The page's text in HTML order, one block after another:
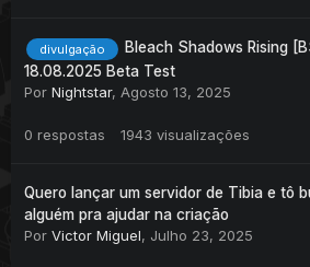
divulgação
Bleach Shadows Rising
18.08.2025 Beta Test
Por Nightstar, Agosto 13, 2025
0 respostas 1943 visualizações
Quero lançar um servidor de Tibia e tô
alguém pra ajudar na criação
Por Victor Miguel, Julho 23, 2025